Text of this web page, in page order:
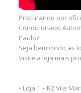
Procurando por
Condicionado
Paulo?
Seja bem vindo as
Visite a loja mais
• Loja 1 – K2 Vila